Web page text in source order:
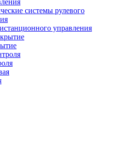
системы рулевого
управления